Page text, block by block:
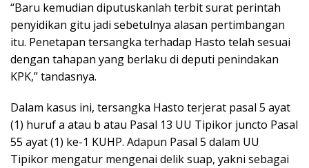
“Baru kemudian diputuskanlah terbit surat perintah
penyidikan gitu jadi sebetulnya alasan pertimbangan
itu. Penetapan tersangka terhadap Hasto telah sesuai
dengan tahapan yang berlaku di deputi penindakan
KPK,” tandasnya.
Dalam kasus ini, tersangka Hasto terjerat pasal 5 ayat
(1) huruf a atau b atau Pasal 13 UU Tipikor juncto Pasal
55 ayat (1) ke-1 KUHP. Adapun Pasal 5 dalam UU
Tipikor mengatur mengenai delik suap, yakni sebagai